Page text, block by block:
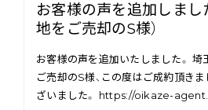
お客様の声を追加しまし
地をご売却のS様）
お客様の声を追加いたしました。 埼
ご売却のS様、この度はご成約頂き
ざいました。 https://oikaze-